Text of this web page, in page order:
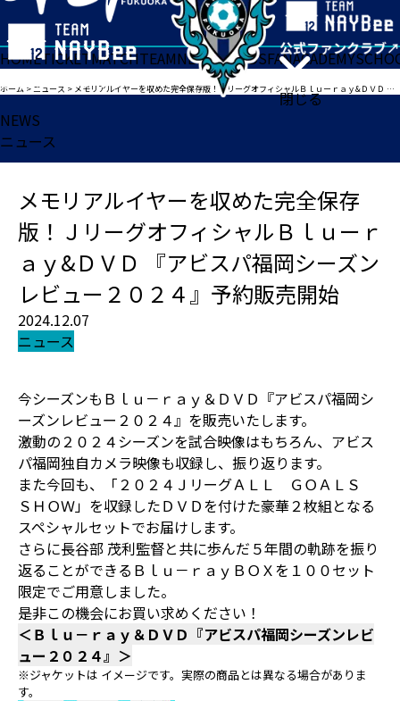
閉じる
HOMETICKETMATCHTEAMNEWSGOODSFANACADEMY
ホーム >ニュース > メモリアルイヤーを収めた完全保存版！ＪリーグオフィシャルＢｌｕーｒａｙ&ＤＶＤ 『アビスパ福岡シーズンレビュー２０２４』予約販売開始
NEWS
ニュース
メモリアルイヤーを収めた完全保存
版！ＪリーグオフィシャルＢｌｕーｒ
ａｙ&ＤＶＤ 『アビスパ福岡シーズン
レビュー２０２４』予約販売開始
2024.12.07
ニュース
今シーズンもＢｌｕ－ｒａｙ＆ＤＶＤ『アビスパ福岡シ
ーズンレビュー２０２４』を販売いたします。
激動の２０２４シーズンを試合映像はもちろん、アビス
パ福岡独自カメラ映像も収録し、振り返ります。
また今回も、「２０２４ＪリーグＡＬＬ ＧＯＡＬＳ
ＳＨＯＷ」を収録したＤＶＤを付けた豪華２枚組となる
スペシャルセットでお届けします。
さらに長谷部 茂利監督と共に歩んだ５年間の軌跡を振り
返ることができるＢｌｕ－ｒａｙＢＯＸを１００セット
限定でご用意しました。
是非この機会にお買い求めください！
＜Ｂｌｕ－ｒａｙ＆ＤＶＤ『アビスパ福岡シーズンレビ
ュー２０２４』＞
※ジャケットは イメージです。実際の商品とは異なる場合がありま
す。